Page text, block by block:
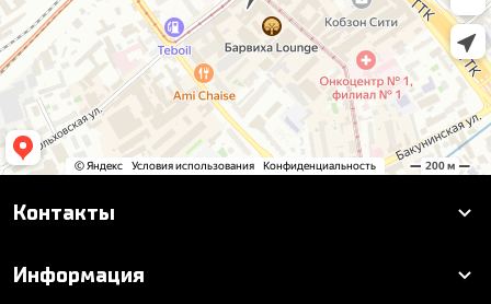
Контакты
Информация